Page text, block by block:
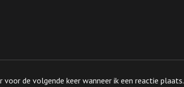
de volgende keer wanneer ik een reactie plaats.